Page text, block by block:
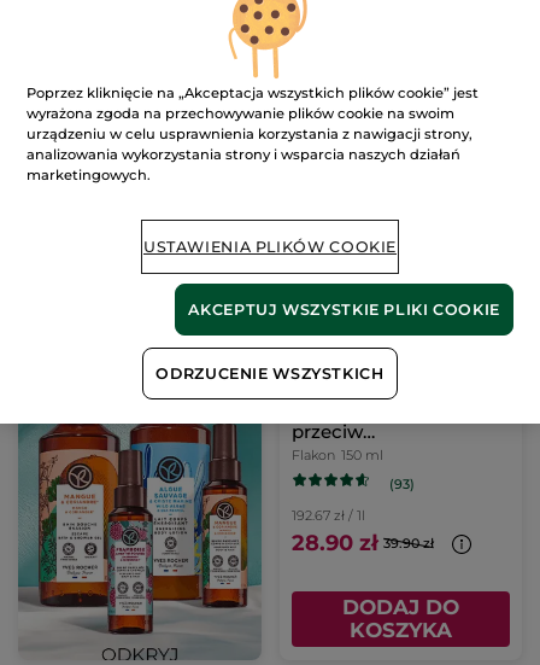
72.90 zł
DODAJ DO
KOSZYKA
75.00 zł
DODAJ DO
przeciw
niedoskonałościom 150
ml
Flakon 150 ml
(93)
192.67 zł / 1l
28.90 zł 39.90 zł
DODAJ DO
KOSZYKA
Poprzez kliknięcie na „Akceptacja wszystkich plików cookie” jest
wyrażona zgoda na przechowywanie plików cookie na swoim
urządzeniu w celu usprawnienia korzystania z nawigacji strony,
analizowania wykorzystania strony i wsparcia naszych działań
marketingowych.
USTAWIENIA PLIKÓW COOKIE
ODRZUCENIE WSZYSTKICH
AKCEPTUJ WSZYSTKIE PLIKI COOKIE